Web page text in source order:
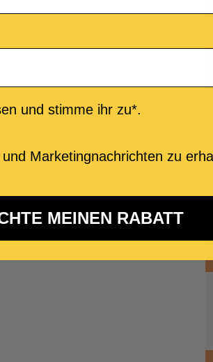
und stimme ihr zu*.
Marketingnachrichten zu
MEINEN RABATT